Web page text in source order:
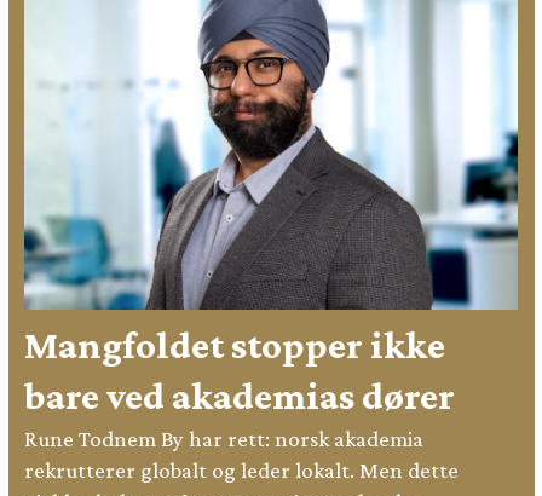
Mangfoldet stopper ikke
bare ved akademias dører
Rune Todnem By har rett: norsk akademia
rekrutterer globalt og leder lokalt. Men dette